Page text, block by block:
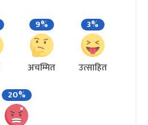
9%
अचम्मित
3%
उत्साहित
20%